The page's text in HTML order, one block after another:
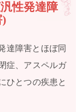
性発達障
)
達障害とほぼ同
症、アスペルガ
ひとつの疾患と